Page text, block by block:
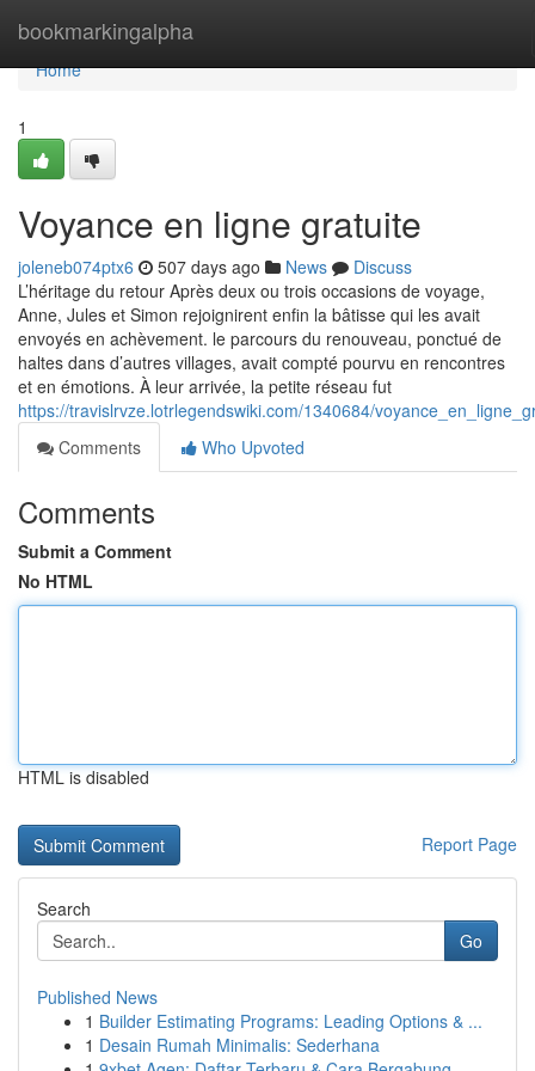
bookmarkingalpha
Home
Home
1
Voyance en ligne gratuite
joleneb074ptx6 507 days ago News
Discuss
L’héritage du retour Après deux ou trois occasions de voyage,
Anne, Jules et Simon rejoignirent enfin la bâtisse qui les avait
envoyés en achèvement. le parcours du renouveau, ponctué de
haltes dans d’autres villages, avait compté pourvu en rencontres
et en émotions. À leur arrivée, la petite réseau fut
https://travislrvze.lotrlegendswiki.com/1340684/
Comments
Who Upvoted
Comments
Submit a Comment
No HTML
HTML is disabled
Report Page
Search
Go
Published News
1 Builder Estimating Programs: Leading Options & ...
1 Desain Rumah Minimalis: Sederhana